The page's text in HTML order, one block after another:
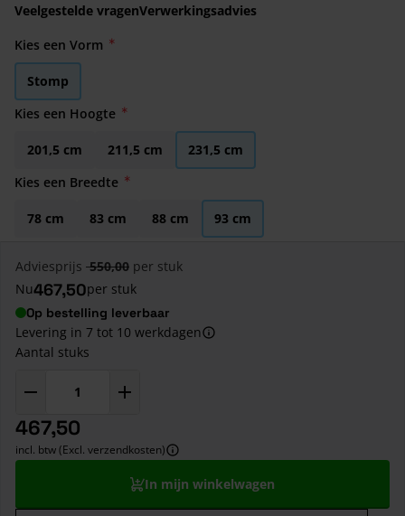
Veelgestelde vragenVerwerkingsadvies
Kies een Vorm
Stomp
Kies een Hoogte
201,5 cm 211,5 cm
231,5 cm
Kies een Breedte
78 cm 83 cm 88 cm 93 cm
Adviesprijs 550,00 per stuk
Nu467,50per stuk
Op bestelling leverbaar
Levering in 7 tot 10 werkdagen
Aantal stuks
467,50
incl. btw (Excl. verzendkosten)
In mijn winkelwagen